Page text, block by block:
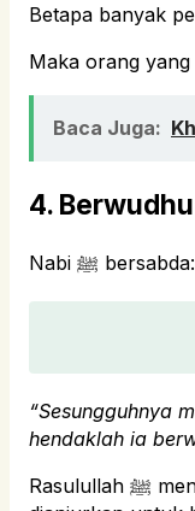
Betapa banyak
Maka orang
Baca Juga:
4. Berwudhu
Nabi ﷺ bersabda:
“Sesungguhnya
hendaklah ia
Rasulullah ﷺ menjelaskan bahwa marah berasal dari setan, sedangkan setan diciptakan dari api. Dan api dipadamkan dengan air. Oleh sebab itu, ketika marah